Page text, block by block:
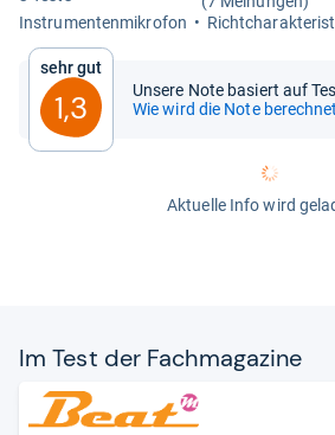
Instru­men­ten­mi­kro­fon
Sehr gut
1,3
Unsere Note basiert auf
Wie wird die Note
Aktuelle Info wird
Im Test der Fach­ma­ga­zine